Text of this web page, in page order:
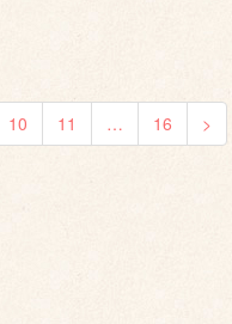
10 11 … 16 >